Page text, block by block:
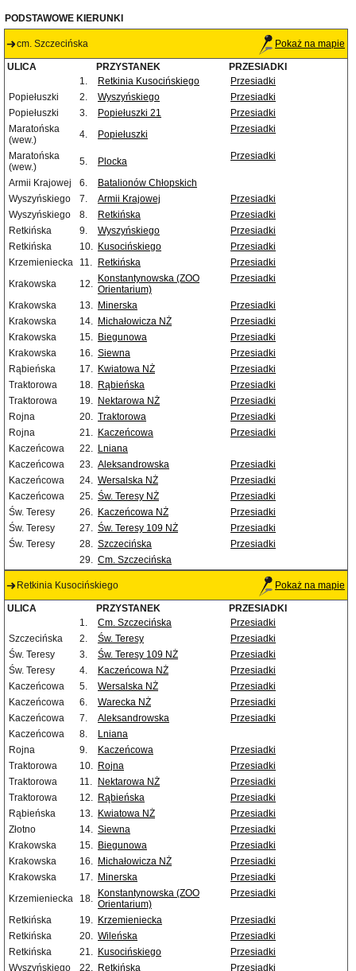
PODSTAWOWE KIERUNKI
cm. Szczecińska Pokaż na mapie
ULICA PRZYSTANEK
PRZESIADKI
1.
Retkinia Kusocińskiego
Przesiadki
Popiełuszki
2. Wyszyńskiego
Przesiadki
Popiełuszki
3. Popiełuszki 21
Przesiadki
Maratońska
(wew.)
4. Popiełuszki Przesiadki
Maratońska
(wew.)
5. Plocka Przesiadki
Armii Krajowej 6.
Batalionów Chłopskich
Wyszyńskiego
7. Armii Krajowej
Przesiadki
Wyszyńskiego
8. Retkińska
Przesiadki
Retkińska
9. Wyszyńskiego
Przesiadki
Retkińska
10. Kusocińskiego
Przesiadki
Krzemieniecka
11. Retkińska
Przesiadki
Krakowska
12. Konstantynowska (ZOO
Orientarium)
Przesiadki
Krakowska 13. Minerska
Przesiadki
Krakowska
14. Michałowicza NŻ
Przesiadki
Krakowska
15. Biegunowa
Przesiadki
Krakowska
16. Siewna
Przesiadki
Rąbieńska
17. Kwiatowa NŻ
Przesiadki
Traktorowa
18. Rąbieńska
Przesiadki
Traktorowa
19. Nektarowa NŻ
Przesiadki
Rojna
20. Traktorowa
Przesiadki
Rojna
21. Kaczeńcowa
Przesiadki
Kaczeńcowa
22. Lniana
Kaczeńcowa
23. Aleksandrowska
Przesiadki
Kaczeńcowa
24. Wersalska NŻ
Przesiadki
Kaczeńcowa
25. Św. Teresy NŻ
Przesiadki
Św. Teresy
26. Kaczeńcowa NŻ
Przesiadki
Św. Teresy
27. Św. Teresy 109 NŻ
Przesiadki
Św. Teresy
28. Szczecińska
Przesiadki
29. Cm. Szczecińska
Retkinia Kusocińskiego Pokaż na mapie
ULICA PRZYSTANEK
PRZESIADKI
1.
Cm. Szczecińska
Przesiadki
Szczecińska
2. Św. Teresy
Przesiadki
Św. Teresy
3. Św. Teresy 109 NŻ
Przesiadki
Św. Teresy
4. Kaczeńcowa NŻ
Przesiadki
Kaczeńcowa
5. Wersalska NŻ
Przesiadki
Kaczeńcowa
6. Warecka NŻ
Przesiadki
Kaczeńcowa
7. Aleksandrowska
Przesiadki
Kaczeńcowa
8.
Lniana
Rojna
9. Kaczeńcowa
Przesiadki
Traktorowa
10. Rojna
Przesiadki
Traktorowa
11. Nektarowa NŻ
Przesiadki
Traktorowa
12. Rąbieńska
Przesiadki
Rąbieńska
13. Kwiatowa NŻ
Przesiadki
Złotno
14. Siewna
Przesiadki
Krakowska
15. Biegunowa
Przesiadki
Krakowska
16. Michałowicza NŻ
Przesiadki
Krakowska
17. Minerska
Przesiadki
Krzemieniecka
18. Konstantynowska (ZOO
Orientarium)
Przesiadki
Retkińska 19. Krzemieniecka
Przesiadki
Retkińska
20. Wileńska
Przesiadki
Retkińska
21. Kusocińskiego
Przesiadki
Wyszyńskiego
22. Retkińska Przesiadki